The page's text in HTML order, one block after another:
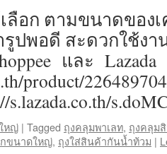
อก ตามขนาดของเ
รูปพอดี สะดวกใช้ง
และ Lazada
product/
s.lazada.co.th/
หญ่ | Tagged ถุงคลุมพาเลท, ถุงคลุม
ขนาดใหญ่, ถุงใส่สินค้ากันน้ำท้วม |